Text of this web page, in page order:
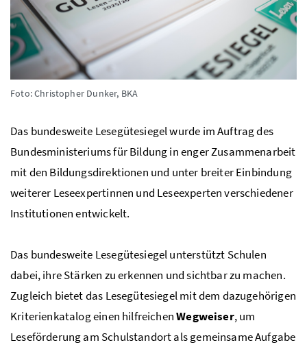
Foto: Christopher Dunker, BKA
Das bundesweite Lesegütesiegel wurde im Auftrag des
Bundesministeriums für Bildung in enger Zusammenarbeit
mit den Bildungsdirektionen und unter breiter Einbindung
weiterer Leseexpertinnen und Leseexperten verschiedener
Institutionen entwickelt.
Das bundesweite Lesegütesiegel unterstützt Schulen
dabei, ihre Stärken zu erkennen und sichtbar zu machen.
Zugleich bietet das Lesegütesiegel mit dem dazugehörigen
Kriterienkatalog einen hilfreichenWegweiser, um
Leseförderung am Schulstandort als gemeinsame Aufgabe